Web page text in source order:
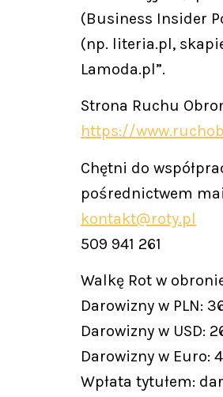
(Business Insider
(np. literia.pl,
Lamoda.pl”.
Strona Ruchu
https://
Chętni do
pośrednictwem
kontakt@roty.pl
509 941 261
Walkę Rot w
Darowizny w PLN:
Darowizny w USD:
Darowizny w Euro:
Wpłata tytułem: